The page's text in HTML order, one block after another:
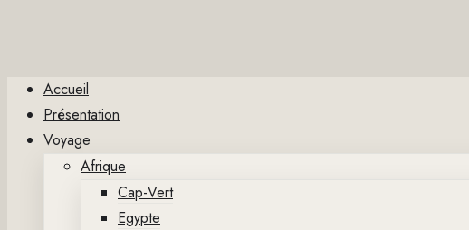
Accueil
Présentation
Voyage
Afrique
Cap-Vert
Egypte